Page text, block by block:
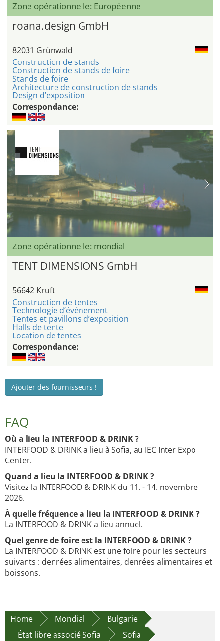
Zone opérationnelle: Européenne
roana.design GmbH
82031 Grünwald
Construction de stands
Construction de stands de foire
Stands de foire
Architecture de construction de stands
Design d’exposition
Correspondance:
Zone opérationnelle: mondial
TENT DIMENSIONS GmbH
56642 Kruft
Construction de tentes
Technologie d’événement
Tentes et pavillons d’exposition
Halls de tente
Location de tentes
Correspondance:
Ajouter des fournisseurs !
FAQ
Où a lieu la INTERFOOD & DRINK ?
INTERFOOD & DRINK a lieu à Sofia, au IEC Inter Expo
Center.
Quand a lieu la INTERFOOD & DRINK ?
Visitez la INTERFOOD & DRINK du 11. - 14. novembre
2026.
À quelle fréquence a lieu la INTERFOOD & DRINK ?
La INTERFOOD & DRINK a lieu annuel.
Quel genre de foire est la INTERFOOD & DRINK ?
La INTERFOOD & DRINK est une foire pour les secteurs
suivants : denrées alimentaires, denrées alimentaires et
boissons.
Home Mondial
Bulgarie
État libre associé Sofia
Sofia